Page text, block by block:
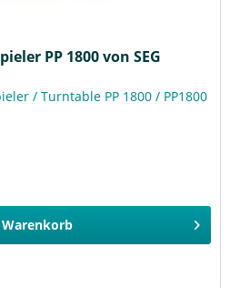
PP 1800 von SEG
/ Turntable PP 1800 / PP1800
Warenkorb